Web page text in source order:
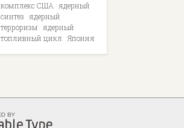
комплекс США
ядерный
синтез
ядерный
терроризм
ядерный
топливный цикл
Япония